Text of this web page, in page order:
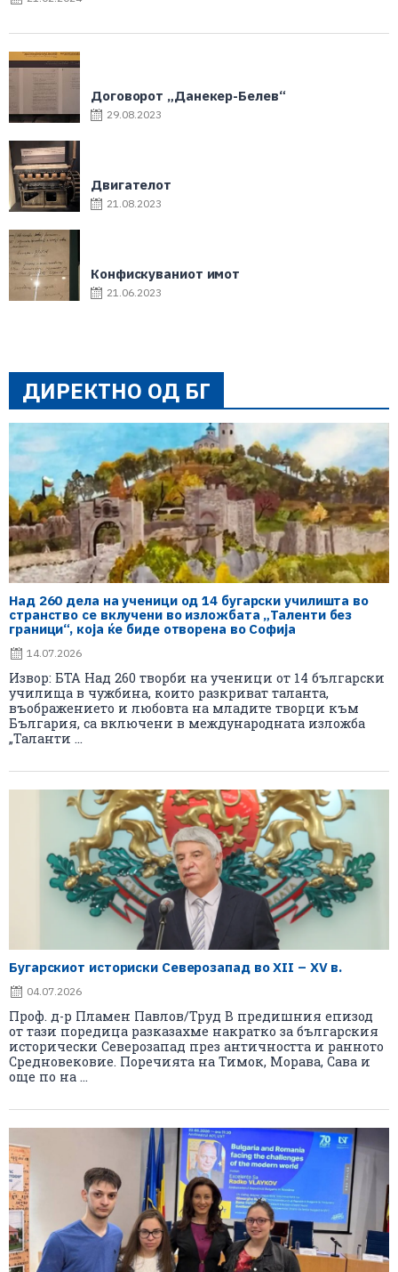
Договорот „Данекер-Белев“
29.08.2023
Двигателот
21.08.2023
Конфискуваниот имот
21.06.2023
ДИРЕКТНО ОД БГ
Над 260 дела на ученици од 14 бугарски училишта во
странство се вклучени во изложбата „Таленти без
граници“, која ќе биде отворена во Софија
14.07.2026
Извор: БТА Над 260 творби на ученици от 14 български
училища в чужбина, които разкриват таланта,
въображението и любовта на младите творци към
България, са включени в международната изложба
„Таланти ...
Бугарскиот историски Северозапад во XII – XV в.
04.07.2026
Проф. д-р Пламен Павлов/Труд В предишния епизод
от тази поредица разказахме накратко за българския
исторически Северозапад през античността и ранното
Средновековие. Поречията на Тимок, Морава, Сава и
още по на ...